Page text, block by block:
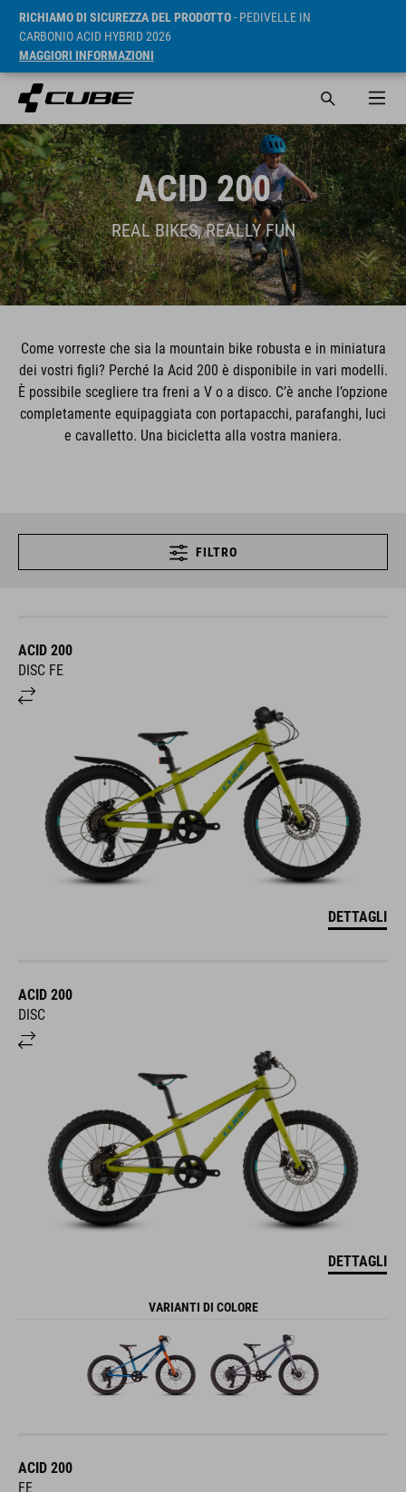
RICHIAMO DI SICUREZZA DEL PRODOTTO- PEDIVELLE IN
CARBONIO ACID HYBRID 2026
MAGGIORI INFORMAZIONI
ACID 200
REAL BIKES, REALLY FUN
Come vorreste che sia la mountain bike robusta e in miniatura
dei vostri figli? Perché la Acid 200 è disponibile in vari modelli.
È possibile scegliere tra freni a V o a disco. C’è anche l’opzione
completamente equipaggiata con portapacchi, parafanghi, luci
e cavalletto. Una bicicletta alla vostra maniera.
FILTRO
ACID 200
DISC FE
DETTAGLI
ACID 200
DISC
DETTAGLI
VARIANTI DI COLORE
ACID 200
FE